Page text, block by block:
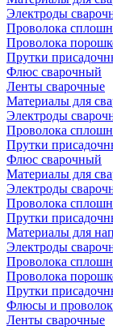
Электроды
Проволока
Проволока
Прутки
Флюс сварочный
Ленты сварочные
Материалы для
Электроды
Проволока
Прутки
Флюс сварочный
Материалы для
Электроды
Проволока
Прутки
Материалы для
Электроды
Проволока
Проволока
Прутки
Флюсы и
Ленты сварочные